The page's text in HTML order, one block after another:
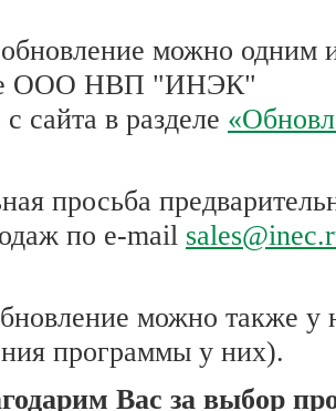
можно одним
ООО НВП "ИНЭК"
сайта в разделе
просьба
по e-mail
можно также
программы у них).
Вас за выбор